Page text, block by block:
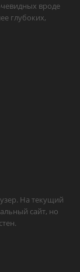
вроде
глубоких,
На текущий
сайт, но